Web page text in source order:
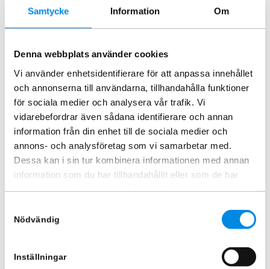
Samtycke Information Om
Denna webbplats använder cookies
Vi använder enhetsidentifierare för att anpassa innehållet
och annonserna till användarna, tillhandahålla funktioner
för sociala medier och analysera vår trafik. Vi
vidarebefordrar även sådana identifierare och annan
information från din enhet till de sociala medier och
annons- och analysföretag som vi samarbetar med.
Dessa kan i sin tur kombinera informationen med annan
information som du har tillhandahållit eller som de har
Nödvändig
Inställningar
Takräcke 1 par 1500mm
ARTNR:B135002
3 245kr
Inkl. moms
Lastförskjutningsstopp, ställbart
ARTNR:7093
935kr
Inkl. moms
Lägg i varukorg